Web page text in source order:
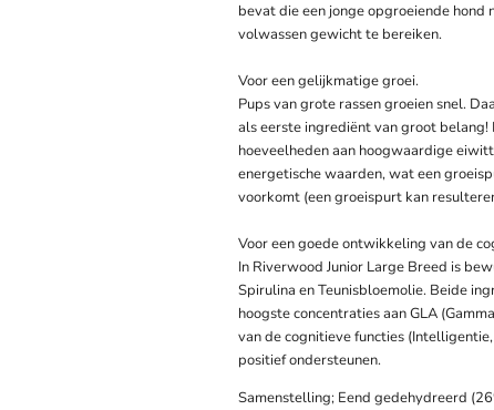
bevat die een jonge opgroeiende
volwassen gewicht te bereiken.
Voor een gelijkmatige groei.
Pups van grote rassen groeien snel.
als eerste ingrediënt van groot
hoeveelheden aan hoogwaardige
energetische waarden, wat een
voorkomt (een groeispurt kan
Voor een goede ontwikkeling van de
In Riverwood Junior Large Breed is
Spirulina en Teunisbloemolie. Beide
hoogste concentraties aan GLA
van de cognitieve functies
positief ondersteunen.
Samenstelling; Eend gedehydreerd